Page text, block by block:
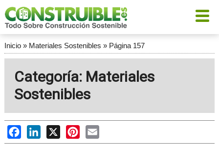
Inicio» Materiales Sostenibles » Página 157
Categoría: Materiales
Sostenibles
FacebookLinkedIn
X PinterestEmail